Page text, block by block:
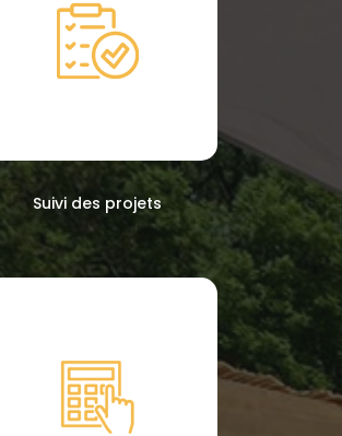
Suivi des projets